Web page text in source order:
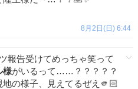
8月2日(日) 6:44
報告受けてめっちゃ笑って
様がいるって……？？？？？
の様子、見えてるぜえ🫵🏻